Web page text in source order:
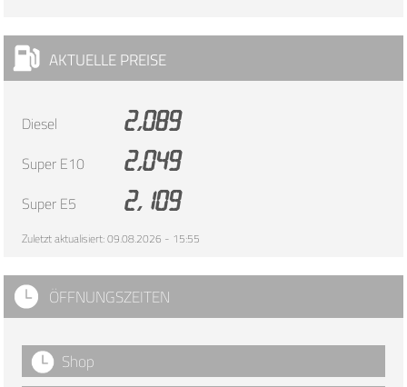
AKTUELLE PREISE
Diesel
2,089
Super E10
2,049
Super E5
2,109
Zuletzt aktualisiert: 09.08.2026 - 15:55
ÖFFNUNGSZEITEN
Shop